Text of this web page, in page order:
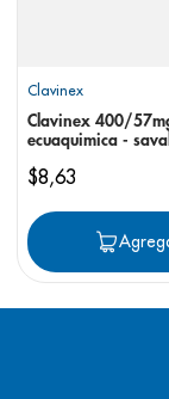
Clavinex
Clavinex 400/
ecuaquimica - saval
$8,63